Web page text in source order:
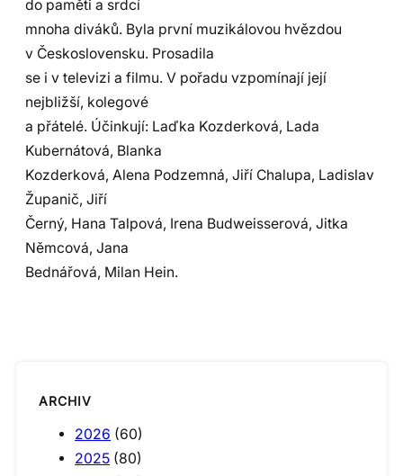
do paměti a srdcí
mnoha diváků. Byla první muzikálovou hvězdou
v Československu. Prosadila
se i v televizi a filmu. V pořadu vzpomínají její
nejbližší, kolegové
a přátelé. Účinkují: Laďka Kozderková, Lada
Kubernátová, Blanka
Kozderková, Alena Podzemná, Jiří Chalupa, Ladislav
Županič, Jiří
Černý, Hana Talpová, Irena Budweisserová, Jitka
Němcová, Jana
Bednářová, Milan Hein.
ARCHIV
2026 (60)
2025 (80)